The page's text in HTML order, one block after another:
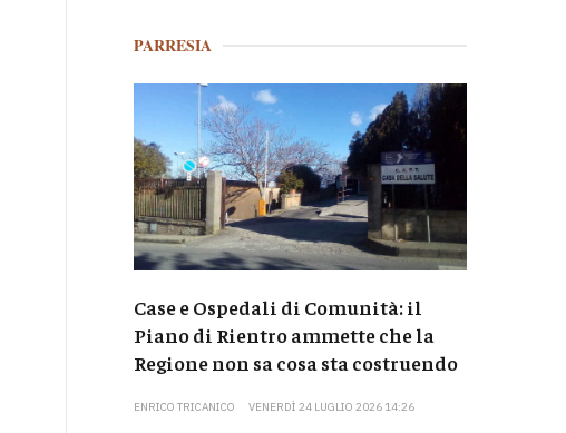
PARRESIA
Case e Ospedali di Comunità: il
Piano di Rientro ammette che la
Regione non sa cosa sta costruendo
ENRICO TRICANICO VENERDÌ 24 LUGLIO 2026 14:26